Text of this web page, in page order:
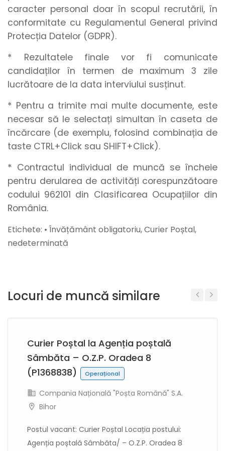
caracter personal doar în scopul recrutării, în
conformitate cu Regulamentul General privind
Protecția Datelor (GDPR).
* Rezultatele finale vor fi comunicate
candidaților în termen de maximum 3 zile
lucrătoare de la data interviului susținut.
* Pentru a trimite mai multe documente, este
necesar să le selectați simultan în caseta de
încărcare (de exemplu, folosind combinația de
taste CTRL+Click sau SHIFT+Click).
* Contractul individual de muncă se încheie
pentru derularea de activități corespunzătoare
codului 962101 din Clasificarea Ocupațiilor din
România.
Etichete: • Învățământ obligatoriu, Curier Poștal,
nedeterminată
Locuri de muncă similare
Curier Poștal la Agenția poștală
Sâmbăta – O.Z.P. Oradea 8
(P1368838)
Operațional
Compania Națională "Poșta Română" S.A.
Bihor
Postul vacant: Curier Poștal Locația postului:
Agenția poștală Sâmbăta/ – O.Z.P. Oradea 8